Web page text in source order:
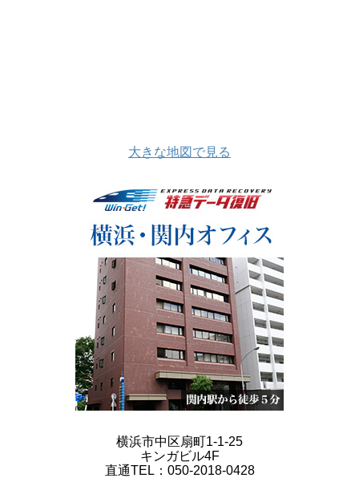
大きな地図で見る
横浜市中区扇町1-1-25
キンガビル4F
直通TEL：050-2018-0428